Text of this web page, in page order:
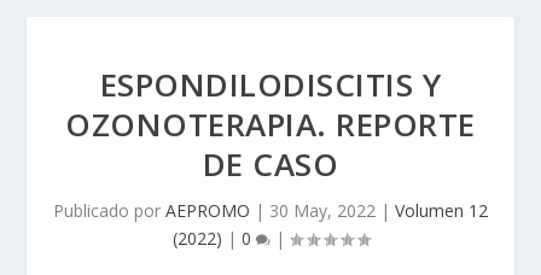
ESPONDILODISCITIS Y
OZONOTERAPIA. REPORTE
DE CASO
Publicado por AEPROMO | 30 May, 2022 | Volumen 12
(2022) | 0 |